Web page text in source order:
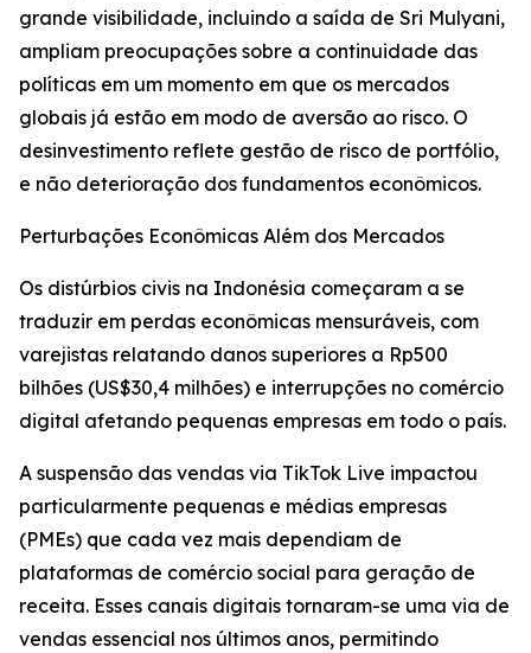
grande visibilidade, incluindo a saída de Sri Mulyani,
ampliam preocupações sobre a continuidade das
políticas em um momento em que os mercados
globais já estão em modo de aversão ao risco. O
desinvestimento reflete gestão de risco de portfólio,
e não deterioração dos fundamentos econômicos.
Perturbações Econômicas Além dos Mercados
Os distúrbios civis na Indonésia começaram a se
traduzir em perdas econômicas mensuráveis, com
varejistas relatando danos superiores a Rp500
bilhões (US$30,4 milhões) e interrupções no comércio
digital afetando pequenas empresas em todo o país.
A suspensão das vendas via TikTok Live impactou
particularmente pequenas e médias empresas
(PMEs) que cada vez mais dependiam de
plataformas de comércio social para geração de
receita. Esses canais digitais tornaram-se uma via de
vendas essencial nos últimos anos, permitindo